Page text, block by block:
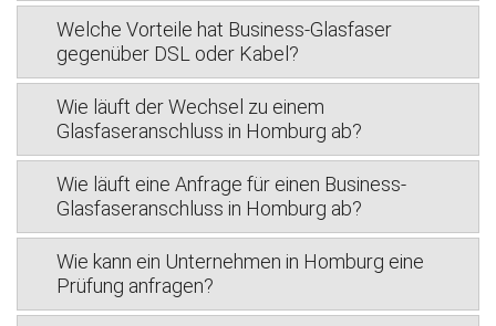
Welche Vorteile hat Business-Glasfaser
gegenüber DSL oder Kabel?
Wie läuft der Wechsel zu einem
Glasfaseranschluss in Homburg ab?
Wie läuft eine Anfrage für einen Business-
Glasfaseranschluss in Homburg ab?
Wie kann ein Unternehmen in Homburg eine
Prüfung anfragen?